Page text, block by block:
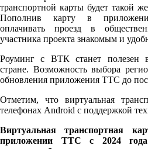
транспортной карты будет такой
Пополнив карту в
оплачивать проезд в
участника проекта знакомым и
Роуминг с ВТК станет полезен
стране. Возможность выбора
обновления приложения ТТС до
Отметим, что виртуальная
телефонах Android с поддержкой
Виртуальная транспортная
приложении ТТС с 2024